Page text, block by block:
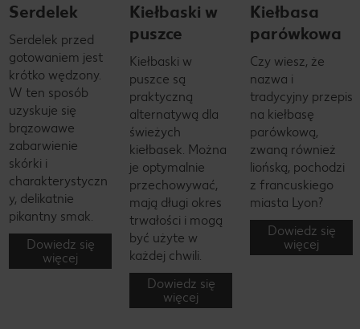
Serdelek
Serdelek przed
gotowaniem jest
krótko wędzony.
W ten sposób
uzyskuje się
brązowawe
zabarwienie
skórki i
charakterystyczn
y, delikatnie
pikantny smak.
Dowiedz się
więcej
Kiełbaski w
puszce
Kiełbaski w
puszce są
praktyczną
alternatywą dla
świeżych
kiełbasek. Można
je optymalnie
przechowywać,
mają długi okres
trwałości i mogą
być użyte w
każdej chwili.
Dowiedz się
więcej
Kiełbasa
parówkowa
Czy wiesz, że
nazwa i
tradycyjny przepis
na kiełbasę
parówkową,
zwaną również
liońską, pochodzi
z francuskiego
miasta Lyon?
Dowiedz się
więcej